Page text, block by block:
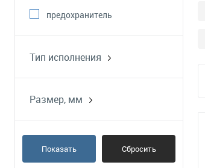
предохранитель
Тип исполнения
Размер, мм
Показать Сбросить